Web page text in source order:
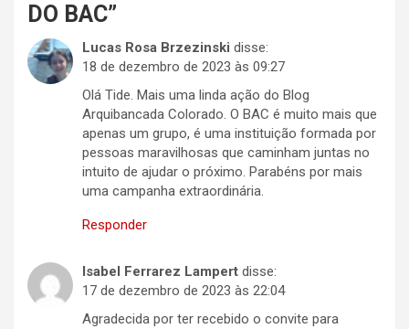
DO BAC”
Lucas Rosa Brzezinski disse:
18 de dezembro de 2023 às 09:27
Olá Tide. Mais uma linda ação do Blog
Arquibancada Colorado. O BAC é muito mais que
apenas um grupo, é uma instituição formada por
pessoas maravilhosas que caminham juntas no
intuito de ajudar o próximo. Parabéns por mais
uma campanha extraordinária.
Responder
Isabel Ferrarez Lampert disse:
17 de dezembro de 2023 às 22:04
Agradecida por ter recebido o convite para